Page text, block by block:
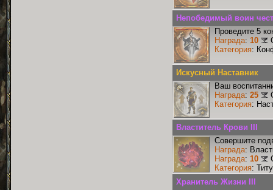
Непобедимый воин
Проведите 5
Награда: 10
Категория:
Искусный Наставник
Ваш
Награда: 25
Категория:
Властитель Крови III
Совершите
Награда:
Награда: 10
Категория:
Хранитель Жизни III